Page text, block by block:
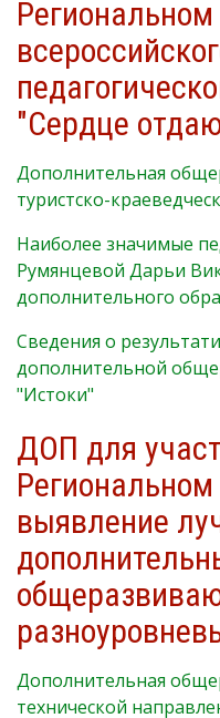
Региональном
"Сердце
Дополнительная
туристско-
Наиболее значимые
Румянцевой Дарьи
дополнительного
Сведения о
дополнительной
"Истоки"
ДОП для
выявление
Дополнительная
технической